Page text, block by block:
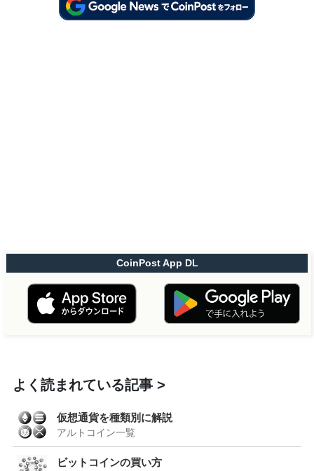
CoinPost App DL
よく読まれている記事
仮想通貨を種類別に解説
アルトコイン一覧
ビットコインの買い方